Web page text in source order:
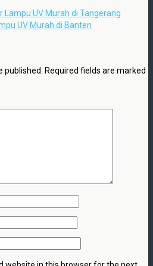
Lampu UV Murah di Tangerang
UV Murah di Banten
published.
Required fields are marked